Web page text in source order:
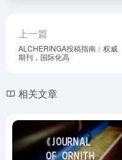
上一篇
ALCHERINGA投稿指南：权威
期刊，国际化高
相关文章